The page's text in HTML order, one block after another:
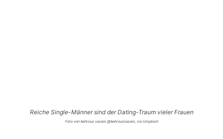
Reiche Single-Männer sind der Dating-Traum vieler Frauen
Foto von behrouz sasani @behrouzsasani, via Unsplash